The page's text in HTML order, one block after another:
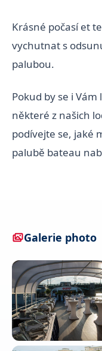
Krásné počasí et
vychutnat s
palubou.
Pokud by se i
některé z našich
podívejte se, jaké
palubě bateau
Galerie photo